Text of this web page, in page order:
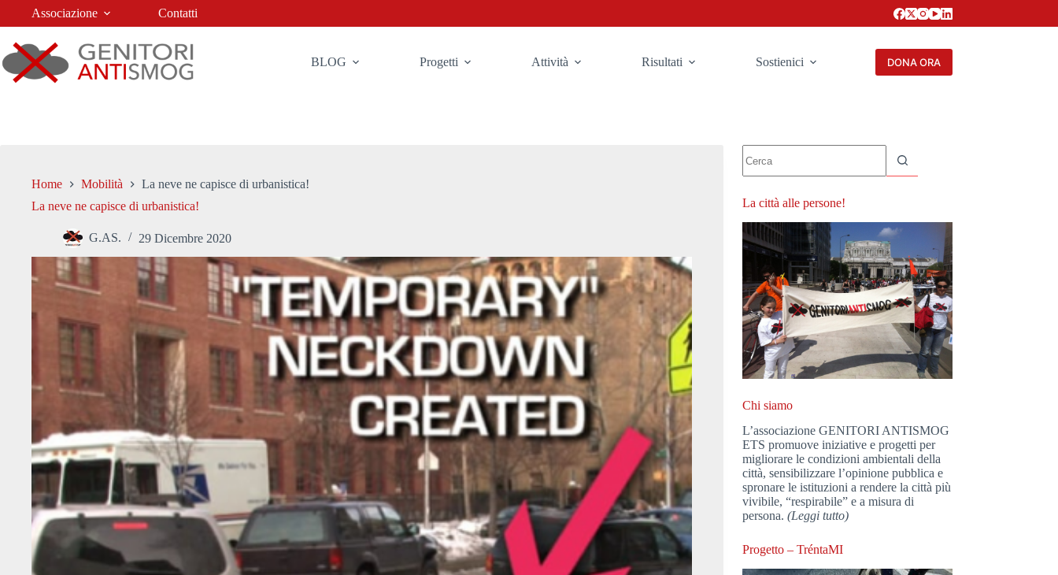
Associazione Contatti
BLOG Progetti Attività Risultati Sostienici DONA ORA
Home Mobilità
La neve ne capisce di urbanistica!
La neve ne capisce di urbanistica!
G.AS. 29 Dicembre 2020
risultato
La città alle persone!
Chi siamo
L’associazione GENITORI ANTISMOG
ETS promuove iniziative e progetti per
migliorare le condizioni ambientali della
città, sensibilizzare l’opinione pubblica e
spronare le istituzioni a rendere la città più
vivibile, “respirabile” e a misura di
persona.(Leggi tutto)
Progetto – TréntaMI